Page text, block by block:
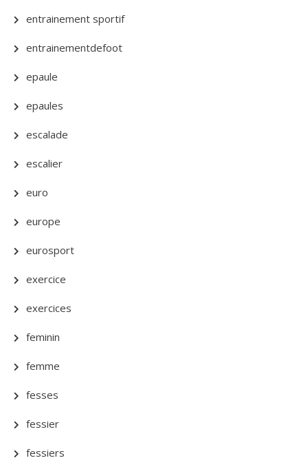
entrainement sportif
entrainementdefoot
epaule
epaules
escalade
escalier
euro
europe
eurosport
exercice
exercices
feminin
femme
fesses
fessier
fessiers